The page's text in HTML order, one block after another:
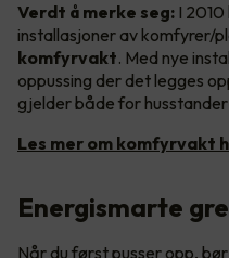
Verdt å merke seg: I
installasjoner av komfyrer/
komfyrvakt. Med nye
oppussing der det legges
gjelder både for
Les mer om komfyrvakt
Energismarte
Når du først pusser opp,